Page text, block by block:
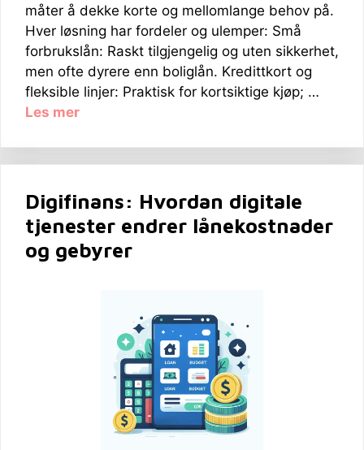
måter å dekke korte og mellomlange behov på.
Hver løsning har fordeler og ulemper: Små
forbrukslån: Raskt tilgjengelig og uten sikkerhet,
men ofte dyrere enn boliglån. Kredittkort og
fleksible linjer: Praktisk for kortsiktige kjøp; …
Les mer
Digifinans: Hvordan digitale
tjenester endrer lånekostnader
og gebyrer